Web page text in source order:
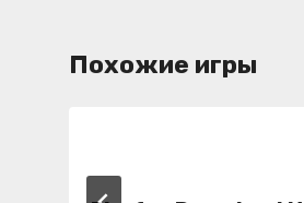
Похожие игры